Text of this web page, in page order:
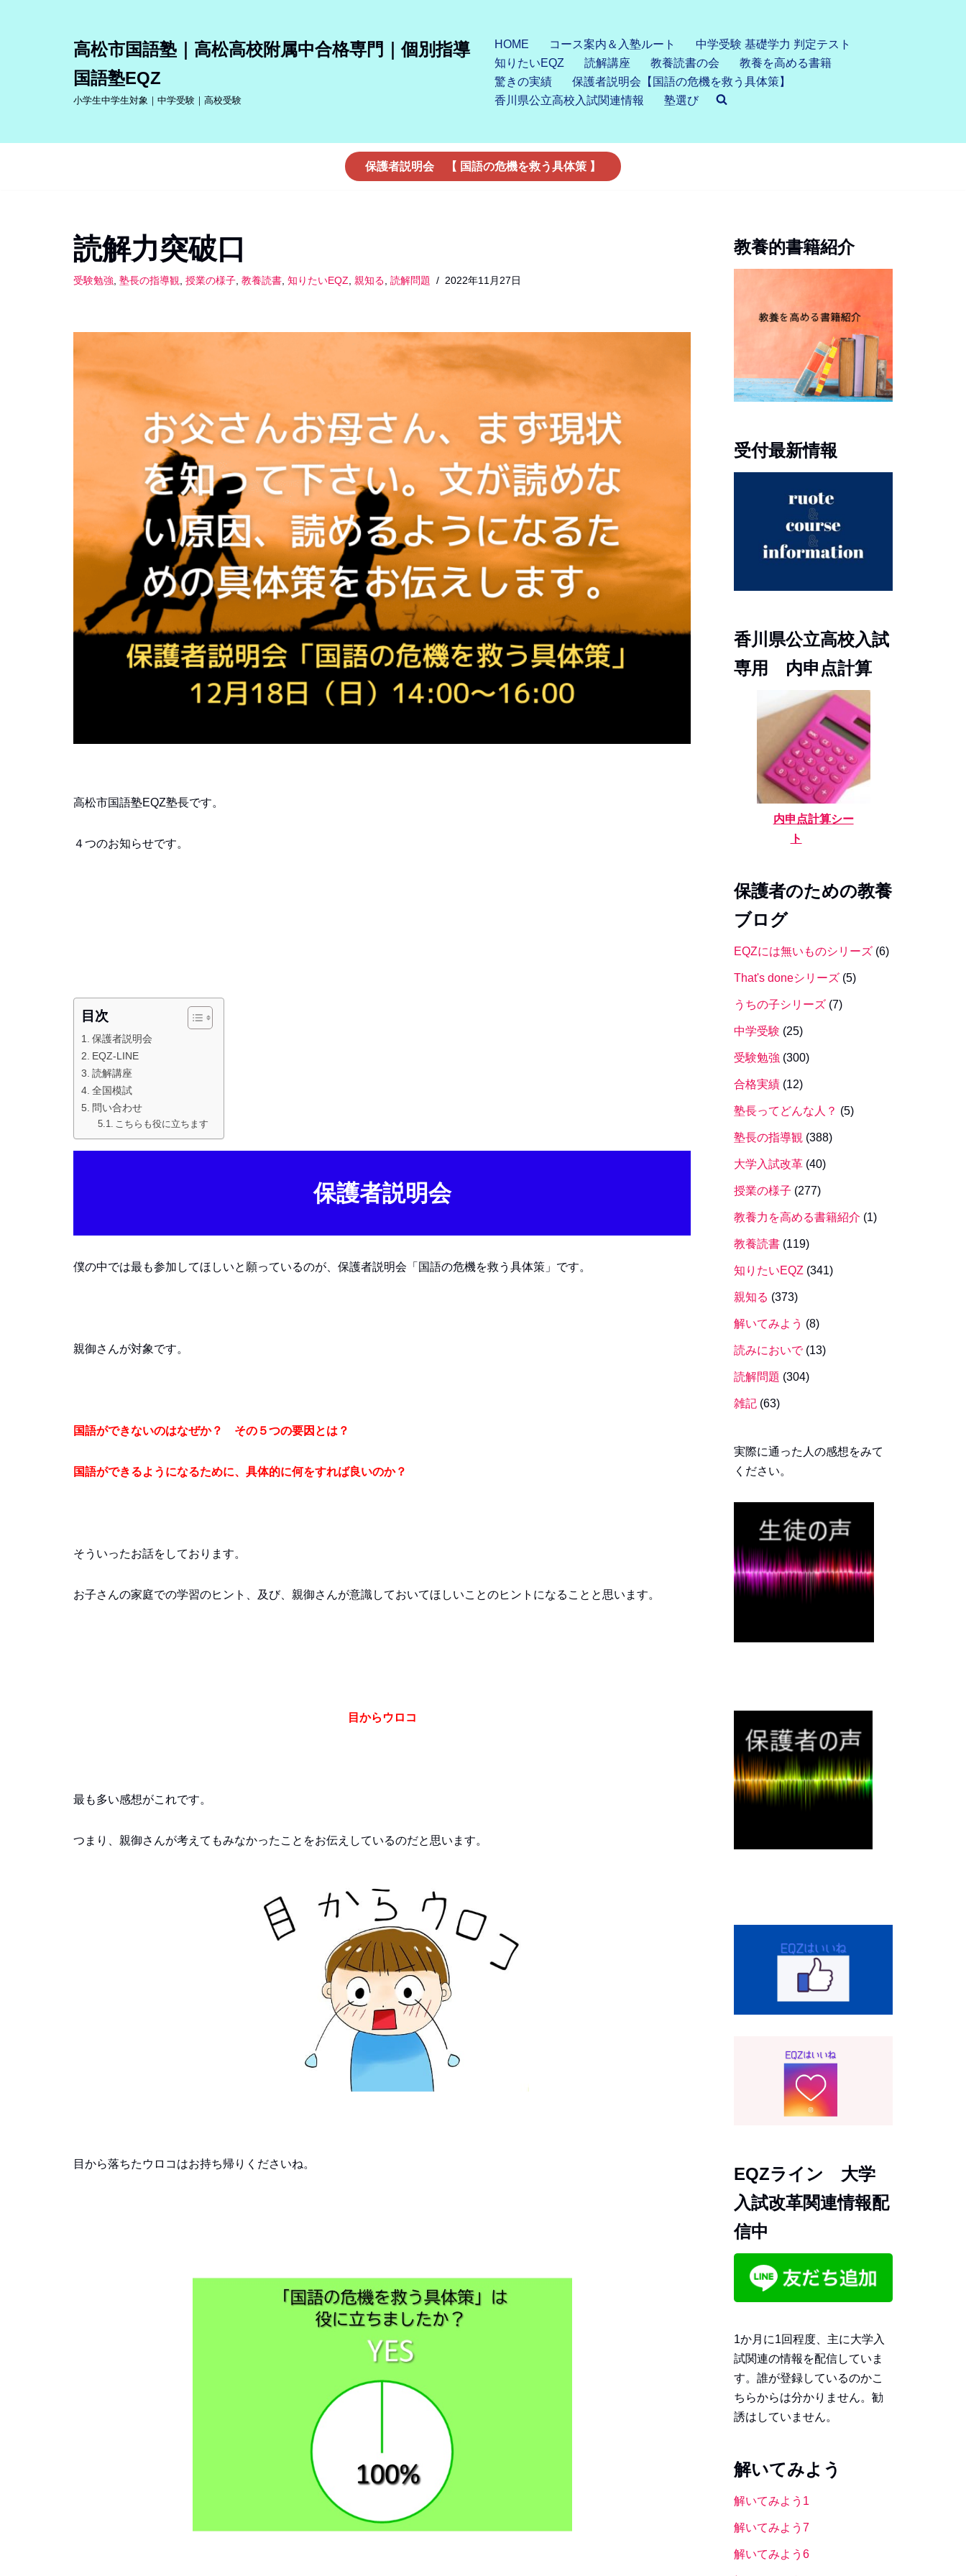
高松市国語塾｜高松高校附属中合格専門｜個別指導
国語塾EQZ
小学生中学生対象｜中学受験｜高校受験
HOME コース案内＆入塾ルート
中学受験 基礎学力 判定テスト
知りたいEQZ
読解講座 教養読書の会
教養を高める書籍
驚きの実績
保護者説明会【国語の危機を救う具体策】
香川県公立高校入試関連情報
塾選び
保護者説明会 【 国語の危機を救う具体策 】
読解力突破口
受験勉強 塾長の指導観 授業の様子 教養読書 知りたいEQZ 親知る 読解問題 2022年11月27日
高松市国語塾EQZ塾長です。
４つのお知らせです。
目次
保護者説明会
EQZ‐LINE
読解講座
全国模試
問い合わせ
こちらも役に立ちます
保護者説明会
僕の中では最も参加してほしいと願っているのが、保護者説明会「国語の危機を救う具体策」です。
親御さんが対象です。
国語ができないのはなぜか？ その５つの要因とは？
国語ができるようになるために、具体的に何をすれば良いのか？
そういったお話をしております。
お子さんの家庭での学習のヒント、及び、親御さんが意識しておいてほしいことのヒントになることと思います。
目からウロコ
最も多い感想がこれです。
つまり、親御さんが考えてもみなかったことをお伝えしているのだと思います。
目から落ちたウロコはお持ち帰りくださいね。
教養的書籍紹介
受付最新情報
香川県公立高校入試
専用 内申点計算
内申点計算シー
ト
保護者のための教養
ブログ
EQZには無いものシリーズ (6)
That's doneシリーズ (5)
うちの子シリーズ (7)
中学受験 (25)
受験勉強 (300)
合格実績 (12)
塾長ってどんな人？ (5)
塾長の指導観 (388)
大学入試改革 (40)
授業の様子 (277)
教養力を高める書籍紹介 (1)
教養読書 (119)
知りたいEQZ (341)
親知る (373)
解いてみよう (8)
読みにおいで(13)
読解問題 (304)
雑記 (63)
実際に通った人の感想をみて
ください。
EQZライン 大学
入試改革関連情報配
信中
1か月に1回程度、主に大学入
試関連の情報を配信していま
す。誰が登録しているのかこ
ちらからは分かりません。勧
誘はしていません。
解いてみよう
解いてみよう1
解いてみよう7
解いてみよう6